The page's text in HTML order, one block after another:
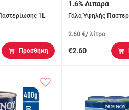
1L
Προσθήκη
1.6% Λιπαρά
Γάλα Υψηλής
2.60 €/ λίτρο
€2.60